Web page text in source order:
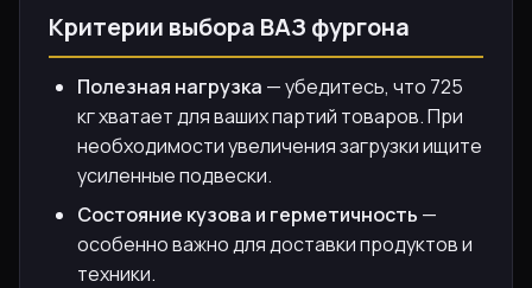
Критерии выбора ВАЗ фургона
Полезная нагрузка — убедитесь, что 725
кг хватает для ваших партий товаров. При
необходимости увеличения загрузки ищите
усиленные подвески.
Состояние кузова и герметичность —
особенно важно для доставки продуктов и
техники.